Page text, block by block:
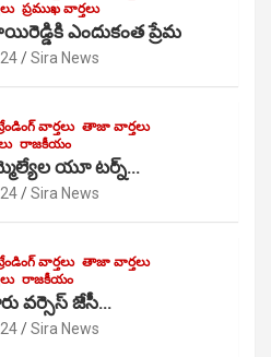
ప్రముఖ వార్తలు
ఎందుకంత ప్రేమ
Sira News
వార్తలు తాజా వార్తలు
రాజకీయం
యూ టర్న్…
Sira News
వార్తలు తాజా వార్తలు
రాజకీయం
వర్సెస్ జేసీ…
Sira News